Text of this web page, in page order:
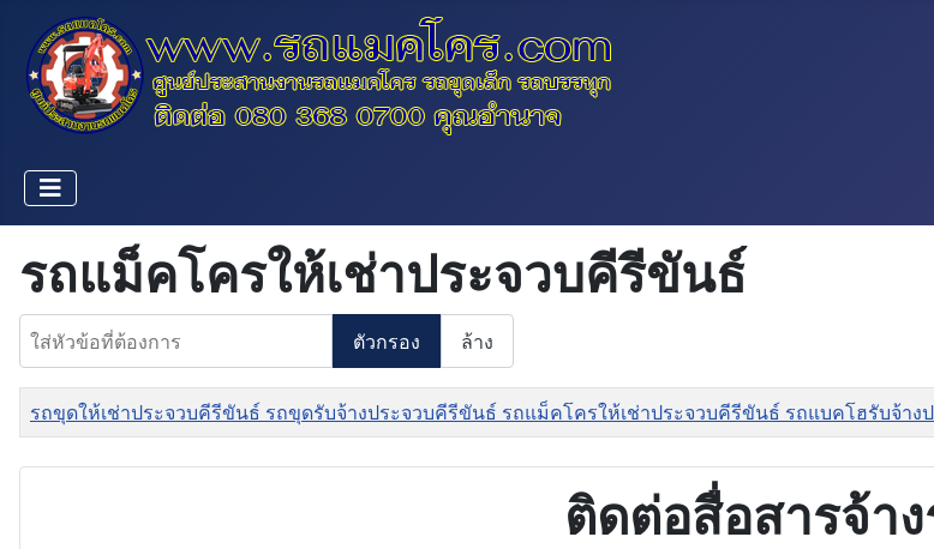
รถแม็คโครให้เช่าประจวบคีรีขันธ์
ใส่หัวข้อที่ต้องการ
ตัวกรอง ล้าง
ชื่อ
รถขุดให้เช่าประจวบคีรีขันธ์ รถขุดรับจ้างประจวบคีรีขันธ์ รถแม็คโครให้เช่าประจวบคีรีขันธ์ รถแบคโฮรับจ้า
ติดต่อสื่อสารจ้า